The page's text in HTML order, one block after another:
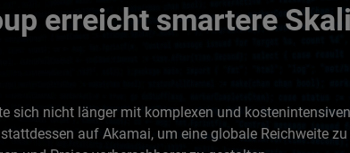
erreicht smartere
sich nicht länger mit komplexen und
auf Akamai, um eine globale Reichweite